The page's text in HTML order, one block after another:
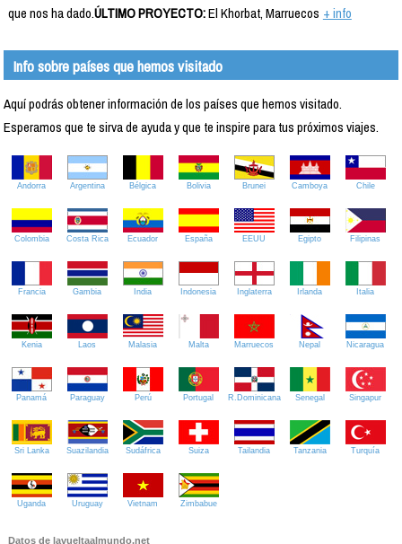
que nos ha dado.ÚLTIMO PROYECTO:El Khorbat, Marruecos + info
Info sobre países que hemos visitado
Aquí podrás obtener información de los países que hemos visitado.
Esperamos que te sirva de ayuda y que te inspire para tus próximos viajes.
Andorra Argentina Bélgica Bolivia Brunei Camboya Chile
Colombia Costa Rica Ecuador España EEUU Egipto Filipinas
Francia Gambia India Indonesia Inglaterra Irlanda Italia
Kenia Laos Malasia Malta Marruecos Nepal Nicaragua
Panamá Paraguay Perú Portugal R.Dominicana Senegal Singapur
Sri Lanka Suazilandia Sudáfrica Suiza Tailandia Tanzania Turquía
Uganda Uruguay Vietnam Zimbabue
Datos de lavueltaalmundo.net